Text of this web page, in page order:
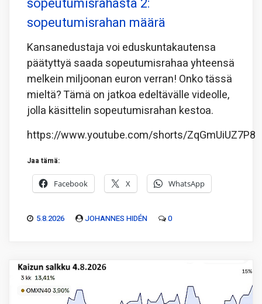
sopeutumisrahan määrä
Kansanedustaja voi eduskuntakautensa
päätyttyä saada sopeutumisrahaa yhteensä
melkein miljoonan euron verran! Onko tässä
mieltä? Tämä on jatkoa edeltävälle videolle,
jolla käsittelin sopeutumisrahan kestoa.
https://www.youtube.com/shorts/ZqGmUiUZ7P8
Jaa tämä:
Facebook X WhatsApp
5.8.2026 JOHANNES HIDÉN 0